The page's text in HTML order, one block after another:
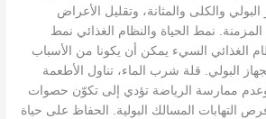
والكلى والمثانة، وتقليل الأعراض
المزمنة. نمط الحياة والنظام الغذائي نمط
الغذائي السيء يمكن أن يكونا من الأسباب
البولي. قلة شرب الماء، تناول الأطعمة
وعدم ممارسة الرياضة تؤدي إلى تكوّن حصوات
فرص التهابات المسالك البولية. الحفاظ على حياة